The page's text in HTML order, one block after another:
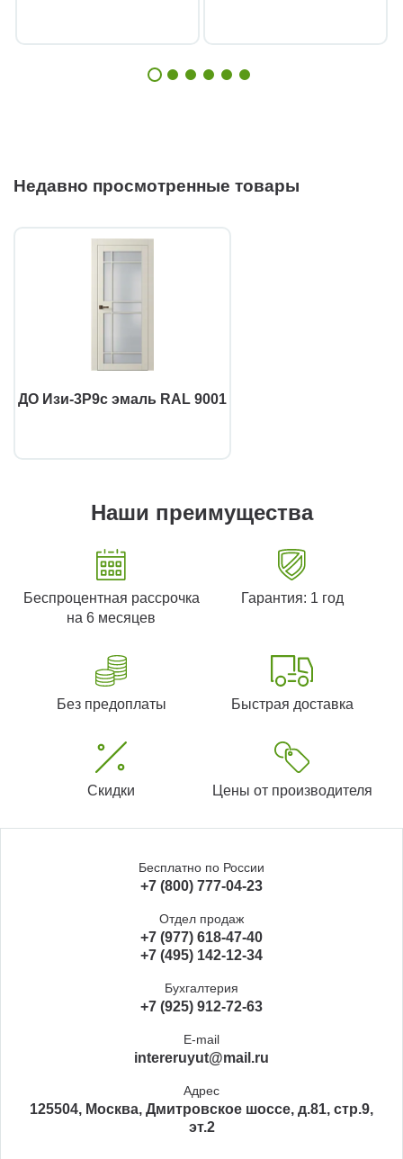
Недавно просмотренные товары
ДО Изи-3Р9с эмаль RAL 9001
Наши преимущества
Беспроцентная рассрочка
на 6 месяцев
Гарантия: 1 год
Без предоплаты Быстрая доставка
Скидки Цены от производителя
Бесплатно по России
+7 (800) 777-04-23
Отдел продаж
+7 (977) 618-47-40
+7 (495) 142-12-34
Бухгалтерия
+7 (925) 912-72-63
E-mail
intereruyut@mail.ru
Адрес
125504, Москва, Дмитровское шоссе, д.81, стр.9,
эт.2